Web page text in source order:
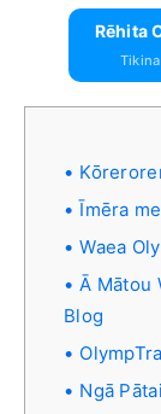
Rēhita
Īmēra
Waea
Ā Mātou
Blog
Ngā